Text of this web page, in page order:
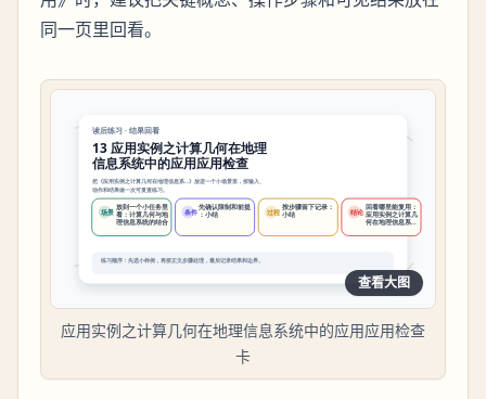
同一页里回看。
查看大图
应用实例之计算几何在地理信息系统中的应用应用检查
卡